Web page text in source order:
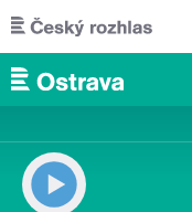
Přejít k hlavnímu obsahu